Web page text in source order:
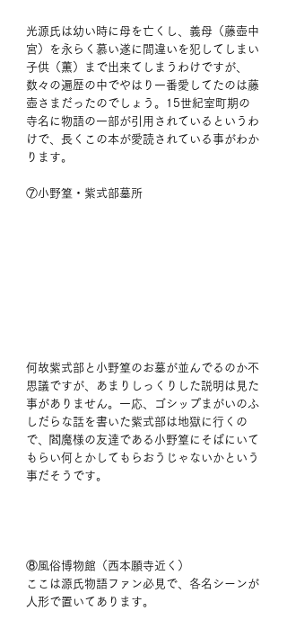
光源氏は幼い時に母を亡くし、義母（藤壺中
宮）を永らく慕い遂に間違いを犯してしまい
子供（薫）まで出来てしまうわけですが、
数々の遍歴の中でやはり一番愛してたのは藤
壺さまだったのでしょう。15世紀室町期の
寺名に物語の一部が引用されているというわ
けで、長くこの本が愛読されている事がわか
ります。
⑦小野篁・紫式部墓所
何故紫式部と小野篁のお墓が並んでるのか不
思議ですが、あまりしっくりした説明は見た
事がありません。一応、ゴシップまがいのふ
しだらな話を書いた紫式部は地獄に行くの
で、閻魔様の友達である小野篁にそばにいて
もらい何とかしてもらおうじゃないかという
事だそうです。
⑧風俗博物館（西本願寺近く）
ここは源氏物語ファン必見で、各名シーンが
人形で置いてあります。